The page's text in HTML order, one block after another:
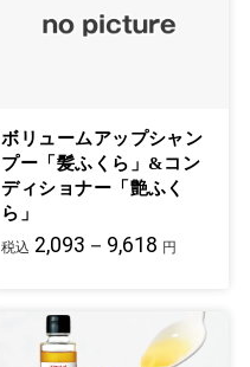
ボリュームアップシャン
プー「髪ふくら」&コン
ディショナー「艶ふく
ら」
税込 2,093－9,618 円